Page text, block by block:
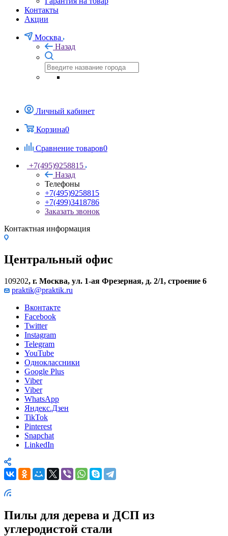
Контакты
Акции
Москва
Назад
Личный кабинет
Корзина0
Сравнение товаров0
+7(495)9258815
Назад
Телефоны
+7(495)9258815
+7(499)3418786
Заказать звонок
Контактная информация
Центральный офис
109202, г. Москва, ул. 1-ая Фрезерная, д. 2/1, строение 6
praktik@praktik.ru
Вконтакте
Facebook
Twitter
Instagram
Telegram
YouTube
Одноклассники
Google Plus
Viber
Viber
WhatsApp
Яндекс.Дзен
TikTok
Pinterest
Snapchat
LinkedIn
Пилы для дерева и ДСП из
углеродистой стали